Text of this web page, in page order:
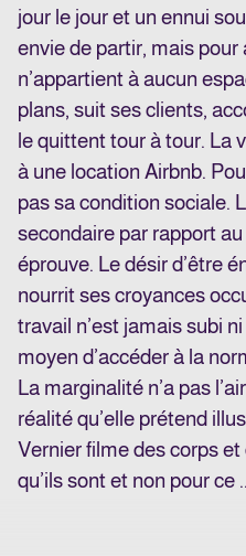
jour le jour et un ennui
envie de partir, mais pour
n’appartient à aucun
plans, suit ses clients,
le quittent tour à tour. La
à une location Airbnb.
pas sa condition sociale.
secondaire par rapport
éprouve. Le désir d’être
nourrit ses croyances
travail n’est jamais subi
moyen d’accéder à la
La marginalité n’a pas
réalité qu’elle prétend
Vernier filme des corps
qu’ils sont et non pour ce